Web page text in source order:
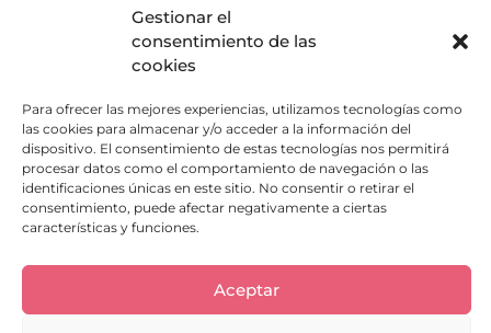
Gestionar el
consentimiento de las
cookies
Para ofrecer las mejores experiencias, utilizamos tecnologías como
las cookies para almacenar y/o acceder a la información del
dispositivo. El consentimiento de estas tecnologías nos permitirá
procesar datos como el comportamiento de navegación o las
identificaciones únicas en este sitio. No consentir o retirar el
consentimiento, puede afectar negativamente a ciertas
características y funciones.
Aceptar
Política de privacidad
Aviso Legal
Descargo de responsabilidad
Términos y condiciones
Política de Envíos
Política de Reembolso
¿Qué hacemos?
Atención al cliente